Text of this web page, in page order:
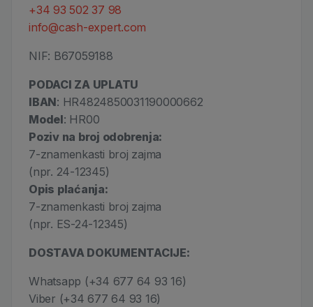
+34 93 502 37 98
info@cash-expert.com
NIF: B67059188
PODACI ZA UPLATU
IBAN: HR4824850031190000662
Model: HR00
Poziv na broj odobrenja:
7-znamenkasti broj zajma
(npr. 24-12345)
Opis plaćanja:
7-znamenkasti broj zajma
(npr. ES-24-12345)
DOSTAVA DOKUMENTACIJE:
Whatsapp (+34 677 64 93 16)
Viber (+34 677 64 93 16)